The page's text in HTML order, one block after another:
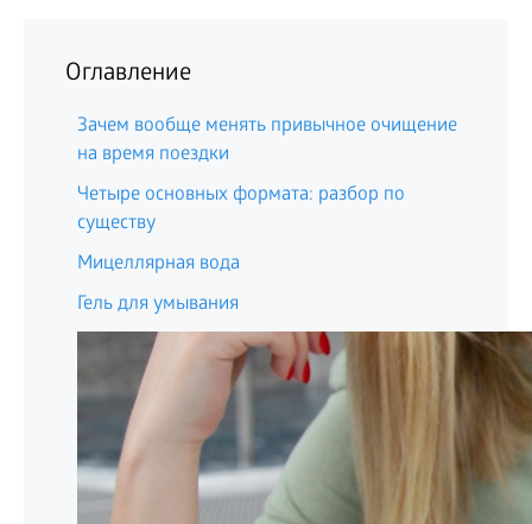
Оглавление
Зачем вообще менять привычное очищение
на время поездки
Четыре основных формата: разбор по
существу
Мицеллярная вода
Гель для умывания